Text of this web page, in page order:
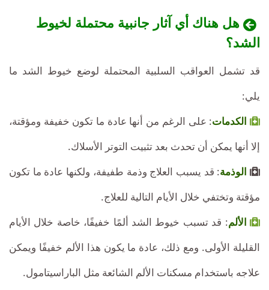
هل هناك أي آثار جانبية محتملة لخيوط
الشد؟
قد تشمل العواقب السلبية المحتملة لوضع خيوط الشد ما
يلي:
الكدمات: على الرغم من أنها عادة ما تكون خفيفة ومؤقتة،
إلا أنها يمكن أن تحدث بعد تثبيت التوتر الأسلاك.
الوذمة: قد يسبب العلاج وذمة طفيفة، ولكنها عادة ما تكون
مؤقتة وتختفي خلال الأيام التالية للعلاج.
الألم: قد تسبب خيوط الشد ألمًا خفيفًا، خاصة خلال الأيام
القليلة الأولى. ومع ذلك، عادة ما يكون هذا الألم خفيفًا ويمكن
علاجه باستخدام مسكنات الألم الشائعة مثل الباراسيتامول.